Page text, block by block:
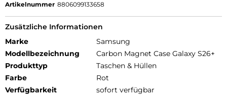
Artikelnummer 8806099133658
Zusätzliche Informationen
Marke
Samsung
Modellbezeichnung
Carbon Magnet Case Galaxy S26+
Produkttyp
Taschen & Hüllen
Farbe
Rot
Verfügbarkeit
sofort verfügbar